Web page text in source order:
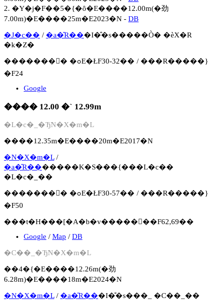
2. �Y�j�F��5�{�ȏ�E����12.00m(�劲
7.00m)�E����25m�E2023�N - DB
�J�c�� / �a�̎R���I�̐�s�����Ò� �ѐX�R
�k�Ζ�
�������񍐏� �ߋE�ŁF30-32�� / ���R�����}
�F24
Google
���� 12.00 �` 12.99m
�L�c�_�Ђ̃N�X�m�L
����12.35m�E����20m�E2017�N
�N�X�m�L/
�a�̎R�������K�S���{���L�c��
�L�c�_��
�������񍐏� �ߋE�ŁF30-57�� / ���R�����}
�F50
���t�H���[�A�b�v�����񍐏��F62,69��
Google / Map / DB
�C��_�Ђ̃N�X�m�L
��4�{�E����12.26m(�劲
6.28m)�E����18m�E2024�N
�N�X�m�L/ �a�̎R���I�̐�s���_ �C��_��